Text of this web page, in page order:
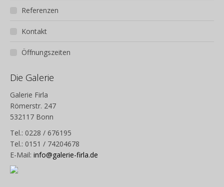
Referenzen
Kontakt
Öffnungszeiten
Die Galerie
Galerie Firla
Römerstr. 247
532117 Bonn
Tel.: 0228 / 676195
Tel.: 0151 / 74204678
E-Mail: info@galerie-firla.de